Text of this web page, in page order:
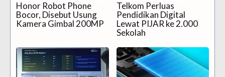
Honor Robot Phone
Bocor, Disebut Usung
Kamera Gimbal 200MP
Telkom Perluas
Pendidikan Digital
Lewat PIJAR ke 2.000
Sekolah